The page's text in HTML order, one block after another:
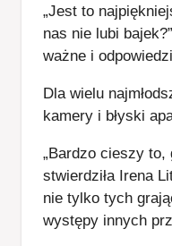
„Jest to
nas nie lubi
ważne i
Dla wielu
kamery i błyski
„Bardzo cieszy
stwierdziła Irena
nie tylko tych
występy innych